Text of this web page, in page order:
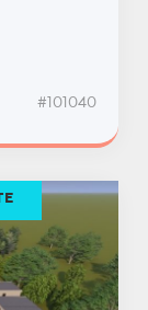
#101040